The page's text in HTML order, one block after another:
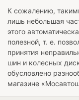
К сожалению,
лишь небольшая
этого
полезной, т. е.
принятия
шин и колесных
обусловлено
магазине